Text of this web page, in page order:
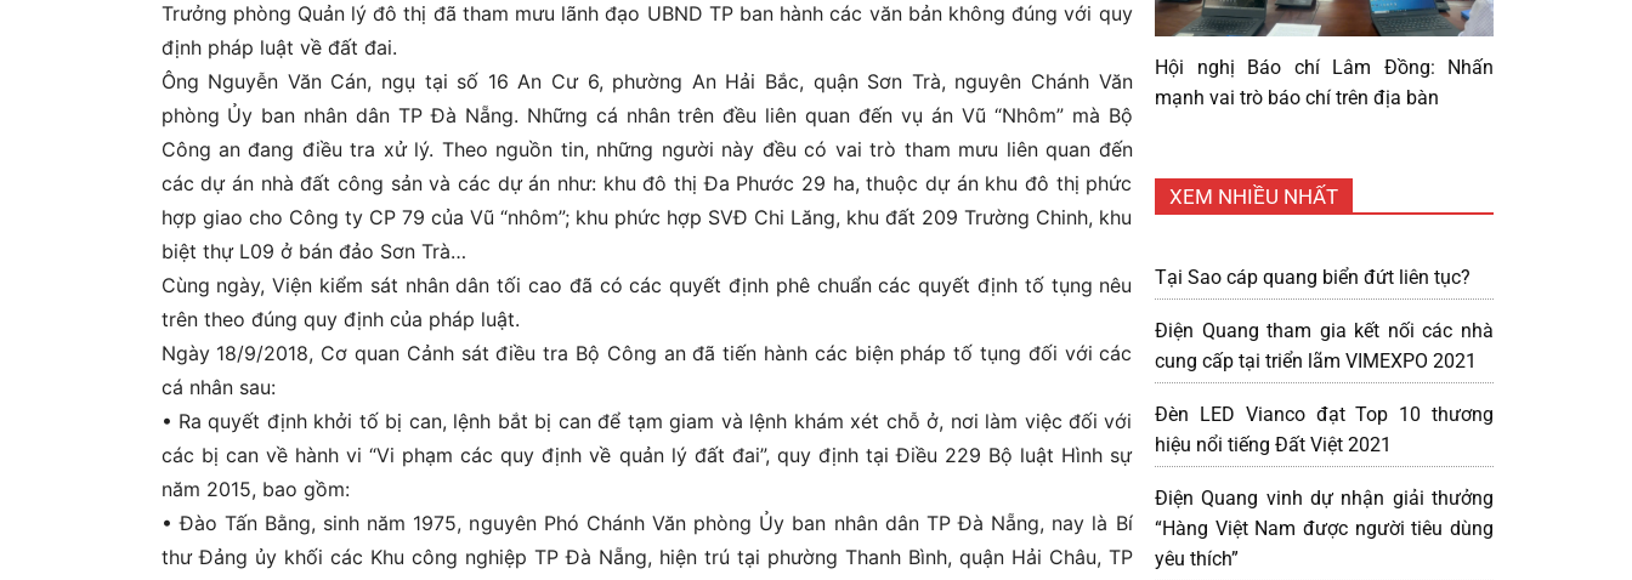
Trưởng phòng Quản lý đô thị đã tham mưu lãnh đạo UBND TP ban hành các văn bản không đúng với quy
định pháp luật về đất đai.
Ông Nguyễn Văn Cán, ngụ tại số 16 An Cư 6, phường An Hải Bắc, quận Sơn Trà, nguyên Chánh Văn
phòng Ủy ban nhân dân TP Đà Nẵng. Những cá nhân trên đều liên quan đến vụ án Vũ “Nhôm” mà Bộ
Công an đang điều tra xử lý. Theo nguồn tin, những người này đều có vai trò tham mưu liên quan đến
các dự án nhà đất công sản và các dự án như: khu đô thị Đa Phước 29 ha, thuộc dự án khu đô thị phức
hợp giao cho Công ty CP 79 của Vũ “nhôm”; khu phức hợp SVĐ Chi Lăng, khu đất 209 Trường Chinh, khu
biệt thự L09 ở bán đảo Sơn Trà…
Cùng ngày, Viện kiểm sát nhân dân tối cao đã có các quyết định phê chuẩn các quyết định tố tụng nêu
trên theo đúng quy định của pháp luật.
Ngày 18/9/2018, Cơ quan Cảnh sát điều tra Bộ Công an đã tiến hành các biện pháp tố tụng đối với các
cá nhân sau:
• Ra quyết định khởi tố bị can, lệnh bắt bị can để tạm giam và lệnh khám xét chỗ ở, nơi làm việc đối với
các bị can về hành vi “Vi phạm các quy định về quản lý đất đai”, quy định tại Điều 229 Bộ luật Hình sự
năm 2015, bao gồm:
• Đào Tấn Bằng, sinh năm 1975, nguyên Phó Chánh Văn phòng Ủy ban nhân dân TP Đà Nẵng, nay là Bí
thư Đảng ủy khối các Khu công nghiệp TP Đà Nẵng, hiện trú tại phường Thanh Bình, quận Hải Châu, TP
Hội nghị Báo chí Lâm Đồng: Nhấn
mạnh vai trò báo chí trên địa bàn
XEM NHIỀU NHẤT
Tại Sao cáp quang biển đứt liên tục?
Điện Quang tham gia kết nối các nhà
cung cấp tại triển lãm VIMEXPO 2021
Đèn LED Vianco đạt Top 10 thương
hiệu nổi tiếng Đất Việt 2021
Điện Quang vinh dự nhận giải thưởng
“Hàng Việt Nam được người tiêu dùng
yêu thích”